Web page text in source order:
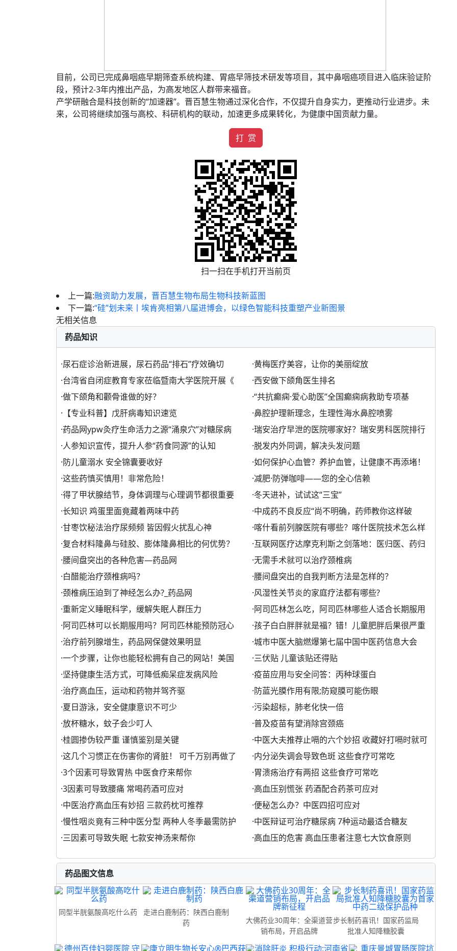
目前，公司已完成鼻咽癌早期筛查系统构建、胃癌早筛技术研发等项目，其中鼻咽癌项目进入临床验证阶
段，预计2-3年内推出产品，为高发地区人群带来福音。
产学研融合是科技创新的“加速器”。晋百慧生物通过深化合作，不仅提升自身实力，更推动行业进步。未
来，公司将继续加强与高校、科研机构的联动，加速更多成果转化，为健康中国贡献力量。
打 赏
扫一扫在手机打开当前页
上一篇:融资助力发展，晋百慧生物布局生物科技新蓝图
下一篇:“硅”划未来丨埃肯亮相第八届进博会，以绿色智能科技重塑产业新图景
无相关信息
药品知识
·尿石症诊治新进展，尿石药品“排石”疗效确切 ·黄梅医疗美容，让你的美丽绽放
·台湾省自闭症教育专家莅临暨南大学医院开展《 ·西安做下颌角医生排名
·做下颌角和颧骨谁做的好？ ·“共抗癫痫·爱心助医”全国癫痫病救助专项基
· 【专业科普】戊肝病毒知识速览 ·鼻腔护理新理念，生理性海水鼻腔喷雾
·药品网ypw灸疗生命活力之源“涌泉穴”对糖尿病 ·瑞安治疗早泄的医院哪家好？瑞安男科医院排行
·人参知识宣传，提升人参“药食同源”的认知 ·脱发内外同调，解决头发问题
·防儿童溺水 安全锦囊要收好 ·如何保护心血管？养护血管，让健康不再添堵！
·这些药慎买慎用！非常危险！ ·减肥·防弹咖啡——您的全心信赖
·得了甲状腺结节，身体调理与心理调节都很重要 ·冬天进补，试试这“三宝”
·长知识 鸡蛋里面竟藏着两味中药 ·中成药不良反应“尚不明确，药师教你这样破
·甘枣饮秘法治疗尿频频 皆因假火扰乱心神 ·喀什看前列腺医院有哪些？喀什医院技术怎么样
·复合材料隆鼻与硅胶、膨体隆鼻相比的何优势？ ·互联网医疗达摩克利斯之剑落地：医归医、药归
·腰间盘突出的各种危害—药品网 ·无需手术就可以治疗颈椎病
·白醋能治疗颈椎病吗？ ·腰间盘突出的自我判断方法是怎样的？
·颈椎病压迫到了神经怎么办?_药品网 ·风湿性关节炎的家庭疗法都有哪些?
·重新定义睡眠科学，缓解失眠人群压力 ·阿司匹林怎么吃，阿司匹林哪些人适合长期服用
·阿司匹林可以长期服用吗？阿司匹林能预防冠心 ·孩子白白胖胖就是福？错！儿童肥胖后果很严重
·治疗前列腺增生，药品网保健效果明显 ·城市中医大脑燃爆第七届中国中医药信息大会
·一个步骤，让你也能轻松拥有自己的网站！美国 ·三伏贴 儿童该贴还得贴
·坚持健康生活方式，可降低痴呆症发病风险 ·疫苗应用与安全问答：丙种球蛋白
·治疗高血压，运动和药物并驾齐驱 ·防蓝光膜作用有限;防窥膜可能伤眼
·夏日游泳，安全健康意识不可少 ·污染超标，肺老化快一倍
·放杯糖水，蚊子会少叮人 ·普及疫苗有望消除宫颈癌
·桂圆掺伪较严重 谨慎鉴别是关键 ·中医大夫推荐止嗝的六个妙招 收藏好打嗝时就可
·这几个习惯正在伤害你的肾脏！ 可千万别再做了 ·内分泌失调会导致色斑 这些食疗可常吃
·3个因素可导致胃热 中医食疗来帮你 ·胃溃疡治疗有两招 这些食疗可常吃
·3因素可导致腰痛 常喝药酒可应对 ·高血压别慌张 药酒配合药茶可应对
·中医治疗高血压有妙招 三款药枕可推荐 ·便秘怎么办？中医四招可应对
·慢性咽炎竟有三种中医分型 两种人冬季最需防护 ·中医辩证可治疗糖尿病 7种运动最适合糖友
·三因素可导致失眠 七款安神汤来帮你 ·高血压的危害 高血压患者注意七大饮食原则
药品图文信息
同型半胱氨酸高吃什么药
走进白鹿制药：陕西白鹿制
药
大佛药业30周年：全渠道营
销布局，开启品牌
步长制药喜讯！国家药监局
批准人知降糖胶囊